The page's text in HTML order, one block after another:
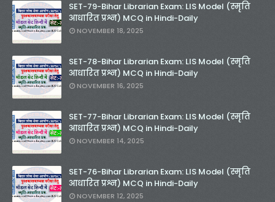
SET-79-Bihar Librarian Exam: LIS Model (स्मृति
आधारित प्रश्न) MCQ in Hindi-Daily
NOVEMBER 18, 2025
SET-78-Bihar Librarian Exam: LIS Model (स्मृति
आधारित प्रश्न) MCQ in Hindi-Daily
NOVEMBER 16, 2025
SET-77-Bihar Librarian Exam: LIS Model (स्मृति
आधारित प्रश्न) MCQ in Hindi-Daily
NOVEMBER 14, 2025
SET-76-Bihar Librarian Exam: LIS Model (स्मृति
आधारित प्रश्न) MCQ in Hindi-Daily
NOVEMBER 12, 2025